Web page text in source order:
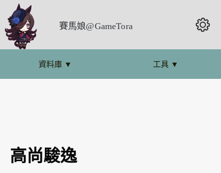
賽馬娘@GameTora
資料庫 ▼ 工具 ▼
高尚駿逸